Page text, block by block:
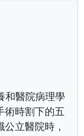
和醫院病理學
術時割下的五
立醫院時，